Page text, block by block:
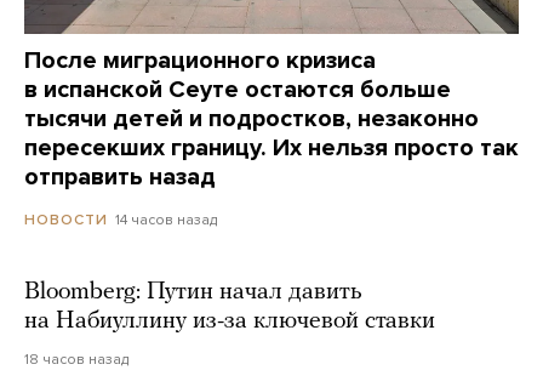
После миграционного кризиса
в испанской Сеуте остаются больше
тысячи детей и подростков, незаконно
пересекших границу. Их нельзя просто так
отправить назад
НОВОСТИ 14 часов назад
Bloomberg: Путин начал давить
на Набиуллину из-за ключевой ставки
18 часов назад